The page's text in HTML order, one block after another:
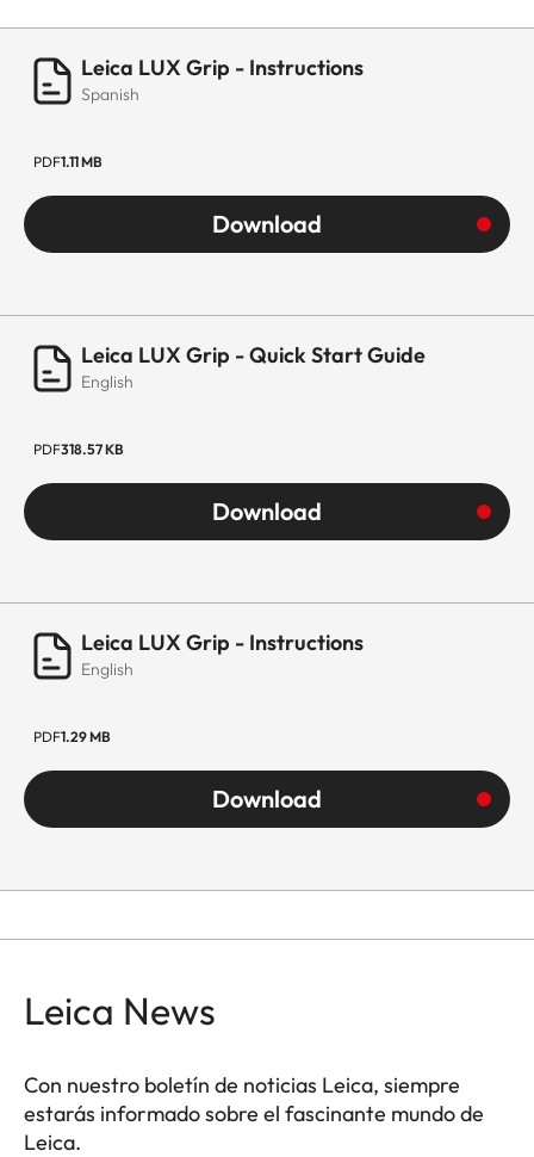
Leica LUX Grip - Instructions
Spanish
PDF1.11 MB
Download
Leica LUX Grip - Quick Start Guide
English
PDF318.57 KB
Download
Leica LUX Grip - Instructions
English
PDF1.29 MB
Download
Leica News
Con nuestro boletín de noticias Leica, siempre
estarás informado sobre el fascinante mundo de
Leica.